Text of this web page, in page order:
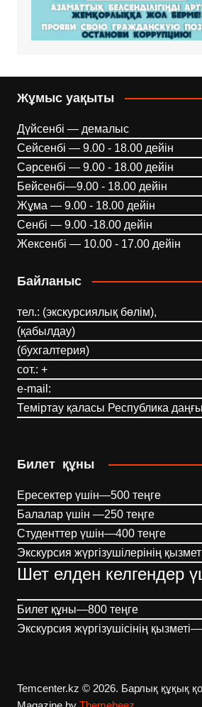
Жұмыс уақыты
Дүйсенбі — демалыс
Сейсенбі — 9.00 - 18.00 дейін
Сәрсенбі — 9.00 - 18.00 дейін
Бейсенбі—9.00 - 18.00 дейін
Жұма — 9.00 - 18.00 дейін
Сенбі — 9.00 -18.00 дейін
Жексенбі — 10.00 - 17.00 дейін
Байланыс
тел.: (экскурсиялық бөлім),
(қабылдау)
(бухгалтерия)
сот.: +
e-mail:
Теміртау қаласы Республика
Билет құны
Ересектер үшін—500 теңге
Балалар үшін —250 теңге
Студенттер үшін—400 теңге
Экскурсия жүргізушілерінің
Шет елден келгендер
Билет құны—800 теңге
Экскурсия жүргізушісінің
Temcenter.kz © 2026. Барлық құқық